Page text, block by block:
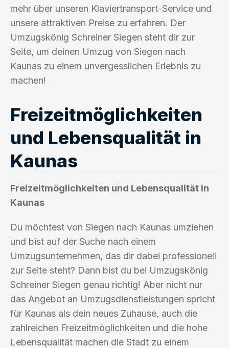
mehr über unseren Klaviertransport-Service und
unsere attraktiven Preise zu erfahren. Der
Umzugskönig Schreiner Siegen steht dir zur
Seite, um deinen Umzug von Siegen nach
Kaunas zu einem unvergesslichen Erlebnis zu
machen!
Freizeitmöglichkeiten
und Lebensqualität in
Kaunas
Freizeitmöglichkeiten und Lebensqualität in
Kaunas
Du möchtest von Siegen nach Kaunas umziehen
und bist auf der Suche nach einem
Umzugsunternehmen, das dir dabei professionell
zur Seite steht? Dann bist du bei Umzugskönig
Schreiner Siegen genau richtig! Aber nicht nur
das Angebot an Umzugsdienstleistungen spricht
für Kaunas als dein neues Zuhause, auch die
zahlreichen Freizeitmöglichkeiten und die hohe
Lebensqualität machen die Stadt zu einem